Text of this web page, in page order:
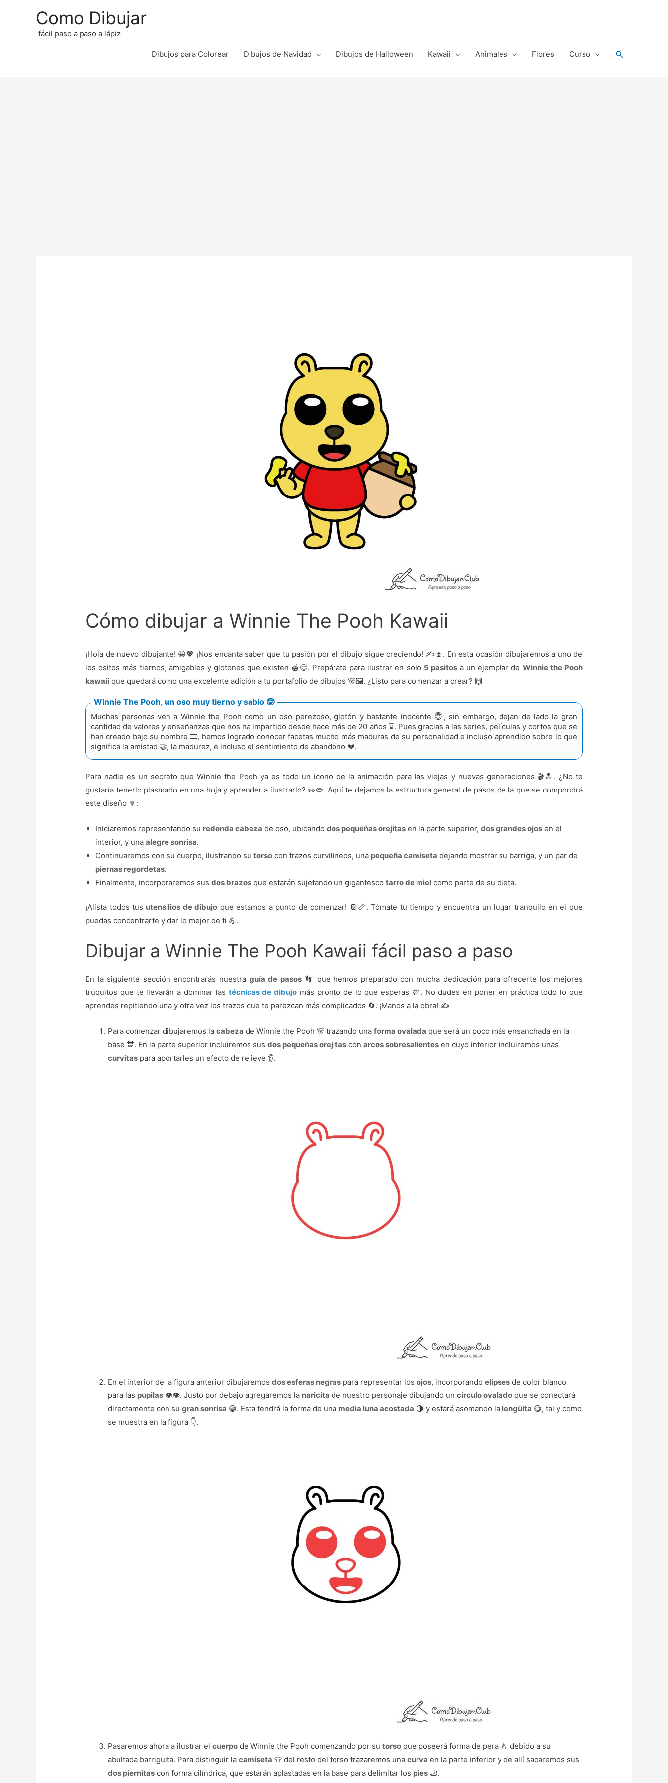
Como Dibujar
fácil paso a paso a lápiz
Dibujos para Colorear Dibujos de Navidad Dibujos de Halloween Kawaii Animales Flores Curso Buscar
Cómo dibujar a Winnie The Pooh Kawaii
¡Hola de nuevo dibujante! 😀💖 ¡Nos encanta saber que tu pasión por el dibujo sigue creciendo! ✍️⏫. En esta ocasión dibujaremos a uno de
los ositos más tiernos, amigables y glotones que existen 🍯😋. Prepárate para ilustrar en solo 5 pasitosa un ejemplar de Winnie the Pooh
kawaii que quedará como una excelente adición a tu portafolio de dibujos 🐻🖼️. ¿Listo para comenzar a crear? 🙌
Winnie The Pooh, un oso muy tierno y sabio 🤓
Muchas personas ven a Winnie the Pooh como un oso perezoso, glotón y bastante inocente 😇, sin embargo, dejan de lado la gran
cantidad de valores y enseñanzas que nos ha impartido desde hace más de 20 años ⌛. Pues gracias a las series, películas y cortos que se
han creado bajo su nombre 🎞️, hemos logrado conocer facetas mucho más maduras de su personalidad e incluso aprendido sobre lo que
significa la amistad 🤝, la madurez, e incluso el sentimiento de abandono 💔.
Para nadie es un secreto que Winnie the Pooh ya es todo un icono de la animación para las viejas y nuevas generaciones 🎬🔝. ¿No te
gustaría tenerlo plasmado en una hoja y aprender a ilustrarlo? 👀✏️. Aquí te dejamos la estructura general de pasos de la que se compondrá
este diseño 🔽:
Iniciaremos representando su redonda cabeza de oso, ubicandodos pequeñas orejitas en la parte superior,dos grandes ojos en el
interior, y unaalegre sonrisa.
Continuaremos con su cuerpo, ilustrando sutorso con trazos curvilíneos, una pequeña camiseta dejando mostrar su barriga, y un par de
piernas regordetas.
Finalmente, incorporaremos susdos brazos que estarán sujetando un gigantescotarro de miel como parte de su dieta.
¡Alista todos tus utensilios de dibujo que estamos a punto de comenzar! 📔📏. Tómate tu tiempo y encuentra un lugar tranquilo en el que
puedas concentrarte y dar lo mejor de ti 💪.
Dibujar a Winnie The Pooh Kawaii fácil paso a paso
En la siguiente sección encontrarás nuestra guía de pasos👣 que hemos preparado con mucha dedicación para ofrecerte los mejores
truquitos que te llevarán a dominar las técnicas de dibujo más pronto de lo que esperas 💯. No dudes en poner en práctica todo lo que
aprendes repitiendo una y otra vez los trazos que te parezcan más complicados 🔄. ¡Manos a la obra! ✍️
Para comenzar dibujaremos lacabeza de Winnie the Pooh 🐻 trazando unaforma ovalada que será un poco más ensanchada en la
base 🔛. En la parte superior incluiremos susdos pequeñas orejitas conarcos sobresalientes en cuyo interior incluiremos unas
curvitas para aportarles un efecto de relieve 👂.
En el interior de la figura anterior dibujaremosdos esferas negras para representar losojos, incorporandoelipses de color blanco
para las pupilas 👁️👁️. Justo por debajo agregaremos la naricita de nuestro personaje dibujando uncírculo ovalado que se conectará
directamente con sugran sonrisa 😁. Esta tendrá la forma de una media luna acostada 🌗 y estará asomando la lengüita 😋, tal y como
se muestra en la figura 👇.
Pasaremos ahora a ilustrar elcuerpo de Winnie the Pooh comenzando por sutorso que poseerá forma de pera 🍐 debido a su
abultada barriguita. Para distinguir lacamiseta 👕 del resto del torso trazaremos unacurva en la parte inferior y de allí sacaremos sus
dos piernitas con forma cilíndrica, que estarán aplastadas en la base para delimitar los pies 🦶️.